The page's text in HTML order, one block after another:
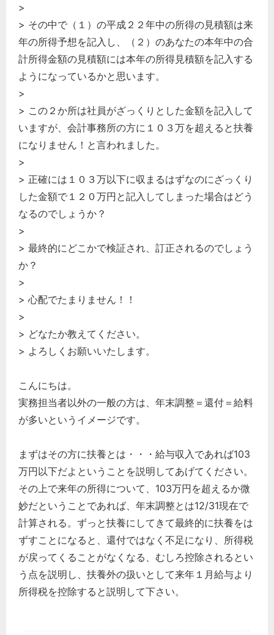
>
> その中で（１）の平成２２年中の所得の見積額は来
年の所得予想を記入し、（２）のあなたの本年中の合
計所得金額の見積額には本年の所得見積額を記入する
ようになっているかと思います。
>
> この２か所は社員がざっくりとした金額を記入して
いますが、会計事務所の方に１０３万を超えると扶養
になりません！と言われました。
>
> 正確には１０３万以下に収まるはずなのにざっくり
した金額で１２０万円と記入してしまった場合はどう
なるのでしょうか？
>
> 最終的にどこかで検証され、訂正されるのでしょう
か？
>
> 心配でたまりません！！
>
> どなたか教えてください。
> よろしくお願いいたします。
こんにちは。
実務担当者以外の一般の方は、年末調整＝還付＝給料
が多いというイメージです。
まずはその方に扶養とは・・・給与収入であれば103
万円以下だよということを説明してあげてください。
その上で来年の所得について、103万円を超えるか微
妙だということであれば、年末調整とは12/31現在で
計算される。ずっと扶養にしてきて最終的に扶養をは
ずすことになると、還付ではなく不足になり、所得税
が戻ってくることがなくなる、むしろ控除されるとい
う点を説明し、扶養外の扱いとして来年１月給与より
所得税を控除すると説明して下さい。
どのカテゴリーに投稿しますか？
選択してください
労務管理
税務経理